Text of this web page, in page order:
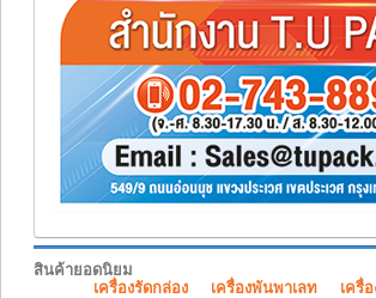
สินค้ายอดนิยม
เครื่องรัดกล่อง
เครื่องพันพาเลท เครื่